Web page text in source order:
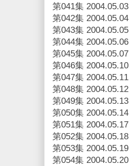
第041集
第042集
第043集
第044集
第045集
第046集
第047集
第048集
第049集
第050集
第051集
第052集
第053集
第054集